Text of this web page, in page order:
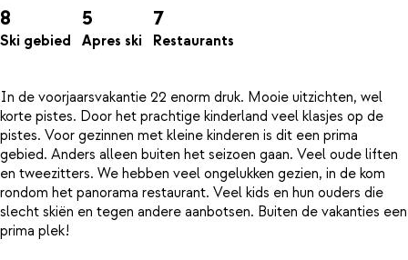
8
Ski gebied
5
Apres ski
7
Restaurants
In de voorjaarsvakantie 22 enorm druk. Mooie uitzichten, wel
korte pistes. Door het prachtige kinderland veel klasjes op de
pistes. Voor gezinnen met kleine kinderen is dit een prima
gebied. Anders alleen buiten het seizoen gaan. Veel oude liften
en tweezitters. We hebben veel ongelukken gezien, in de kom
rondom het panorama restaurant. Veel kids en hun ouders die
slecht skiën en tegen andere aanbotsen. Buiten de vakanties een